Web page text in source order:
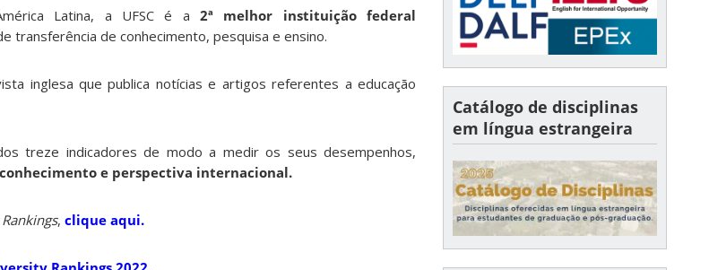
Latina, a UFSC é a 2ª melhor instituição federal
transferência de conhecimento, pesquisa e ensino.
inglesa que publica notícias e artigos referentes a educação
treze indicadores de modo a medir os seus desempenhos,
e perspectiva internacional.
, clique aqui.
Catálogo de disciplinas
em língua estrangeira